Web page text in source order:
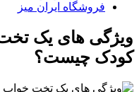
فروشگاه ایران میز
ویژگی های یک
کودک چیست؟